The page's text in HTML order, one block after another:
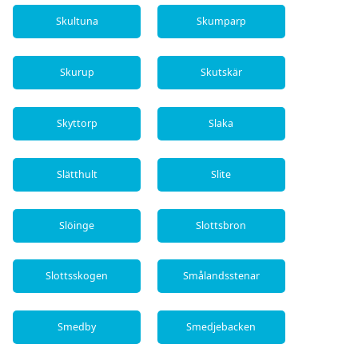
Skultuna Skumparp
Skurup Skutskär
Skyttorp Slaka
Slätthult Slite
Slöinge Slottsbron
Slottsskogen Smålandsstenar
Smedby Smedjebacken